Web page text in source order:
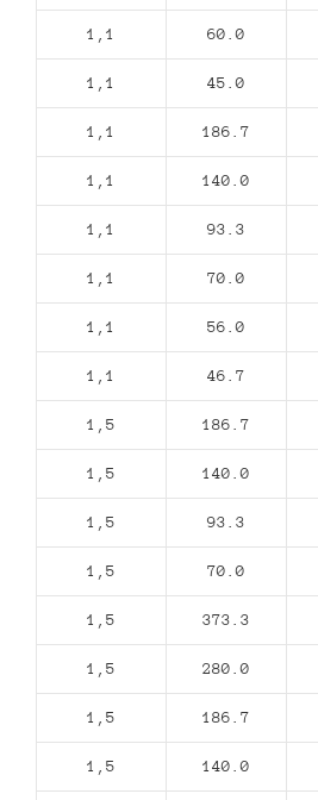
1,1 60.0
1,1 45.0
1,1 186.7
1,1 140.0
1,1 93.3
1,1 70.0
1,1 56.0
1,1 46.7
1,5 186.7
1,5 140.0
1,5 93.3
1,5 70.0
1,5 373.3
1,5 280.0
1,5 186.7
1,5 140.0